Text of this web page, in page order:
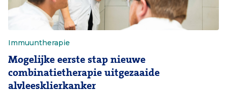
Immuuntherapie
Mogelijke eerste stap nieuwe
combinatietherapie uitgezaaide
alvleesklierkanker